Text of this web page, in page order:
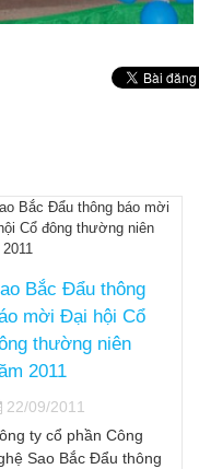
Bắc Đẩu là đối
chiến lược cung
tại Việt Nam
22/09/2011